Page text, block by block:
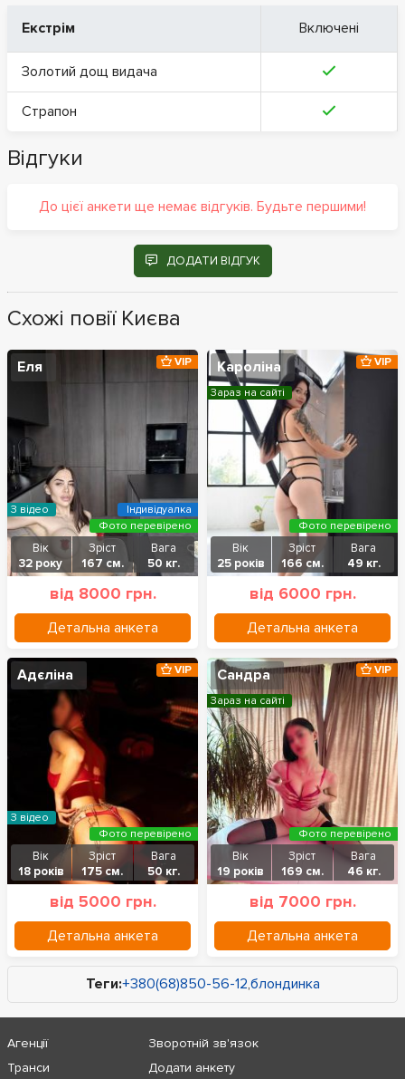
Екстрім Включені
Золотий дощ видача
Страпон
Відгуки
До цієї анкети ще немає відгуків. Будьте першими!
ДОДАТИ ВІДГУК
Схожі повії Києва
Еля
Вік
32 року
Зріст
167 см.
Вага
50 кг.
від 8000 грн.
Детальна анкета
VIP
З відео
Фото перевірено
Індивідуалка
Кароліна
Вік
25 років
Зріст
166 см.
Вага
49 кг.
від 6000 грн.
Детальна анкета
VIP
Зараз на сайті
Фото перевірено
Адєліна
Вік
18 років
Зріст
175 см.
Вага
50 кг.
від 5000 грн.
Детальна анкета
VIP
З відео
Фото перевірено
Сандра
Вік
19 років
Зріст
169 см.
Вага
46 кг.
від 7000 грн.
Детальна анкета
VIP
Зараз на сайті
Фото перевірено
Теги:+380(68)850-56-12,блондинка
Агенції
Транси
Зворотній зв'язок
Додати анкету